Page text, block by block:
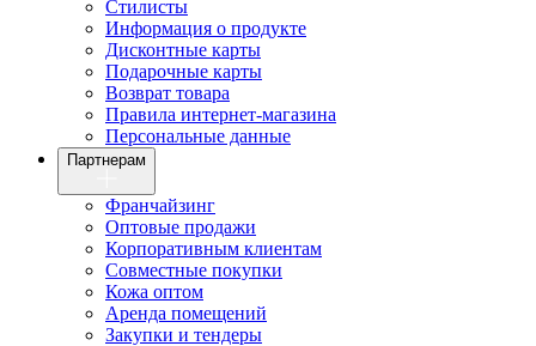
Стилисты
Информация о продукте
Дисконтные карты
Подарочные карты
Возврат товара
Правила интернет-магазина
Персональные данные
Партнерам
Франчайзинг
Оптовые продажи
Корпоративным клиентам
Совместные покупки
Кожа оптом
Аренда помещений
Закупки и тендеры